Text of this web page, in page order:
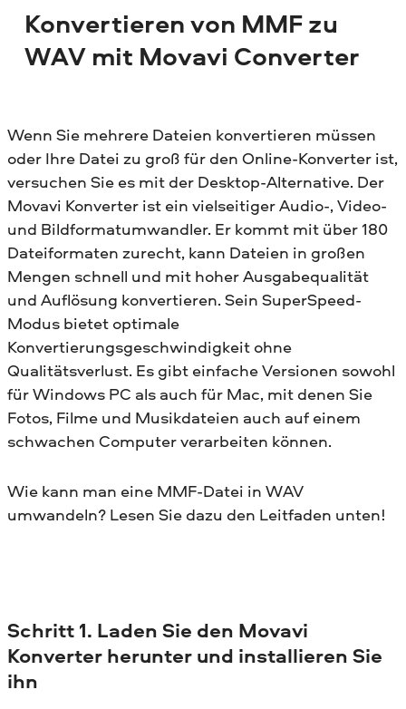
Konvertieren von MMF zu
WAV mit Movavi Converter
Wenn Sie mehrere Dateien konvertieren müssen
oder Ihre Datei zu groß für den Online-Konverter ist,
versuchen Sie es mit der Desktop-Alternative. Der
Movavi Konverter ist ein vielseitiger Audio-, Video-
und Bildformatumwandler. Er kommt mit über 180
Dateiformaten zurecht, kann Dateien in großen
Mengen schnell und mit hoher Ausgabequalität
und Auflösung konvertieren. Sein SuperSpeed-
Modus bietet optimale
Konvertierungsgeschwindigkeit ohne
Qualitätsverlust. Es gibt einfache Versionen sowohl
für Windows PC als auch für Mac, mit denen Sie
Fotos, Filme und Musikdateien auch auf einem
schwachen Computer verarbeiten können.
Wie kann man eine MMF-Datei in WAV
umwandeln? Lesen Sie dazu den Leitfaden unten!
Schritt 1. Laden Sie den Movavi
Konverter herunter und installieren Sie
ihn